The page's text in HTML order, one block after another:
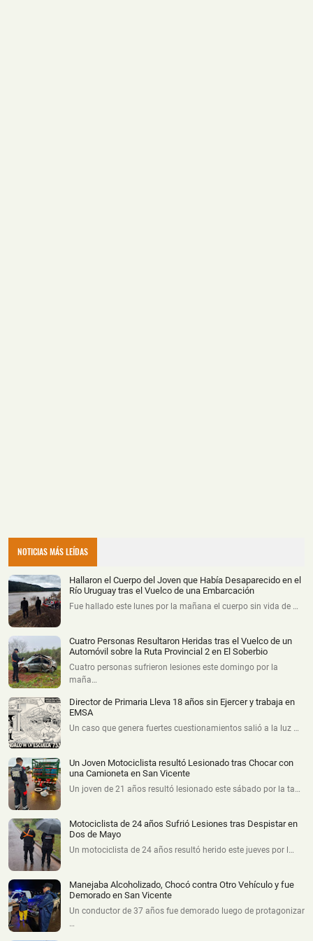
NOTICIAS MÁS LEÍDAS
Hallaron el Cuerpo del Joven que Había Desaparecido en el
Río Uruguay tras el Vuelco de una Embarcación
Fue hallado este lunes por la mañana el cuerpo sin vida de …
Cuatro Personas Resultaron Heridas tras el Vuelco de un
Automóvil sobre la Ruta Provincial 2 en El Soberbio
Cuatro personas sufrieron lesiones este domingo por la
maña…
Director de Primaria Lleva 18 años sin Ejercer y trabaja en
EMSA
Un caso que genera fuertes cuestionamientos salió a la luz …
Un Joven Motociclista resultó Lesionado tras Chocar con
una Camioneta en San Vicente
Un joven de 21 años resultó lesionado este sábado por la ta…
Motociclista de 24 años Sufrió Lesiones tras Despistar en
Dos de Mayo
Un motociclista de 24 años resultó herido este jueves por l…
Manejaba Alcoholizado, Chocó contra Otro Vehículo y fue
Demorado en San Vicente
Un conductor de 37 años fue demorado luego de protagonizar
…